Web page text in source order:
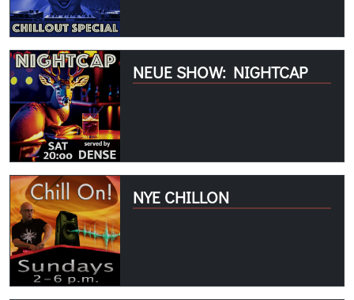
NEUE SHOW: NIGHTCAP
NYE CHILLON